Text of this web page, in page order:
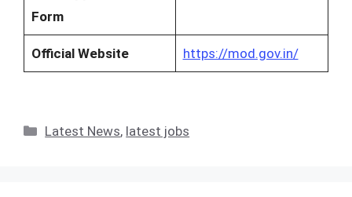
Form
Official Website https://mod.gov.in/
Categories
Latest News, latest jobs